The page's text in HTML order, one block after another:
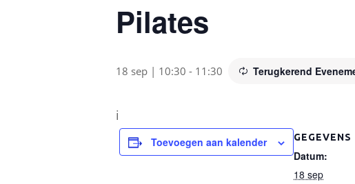
Pilates
18 sep | 10:30 - 11:30 Terugkerend
i
Toevoegen aan kalender GEGEVENS
Datum:
18 sep